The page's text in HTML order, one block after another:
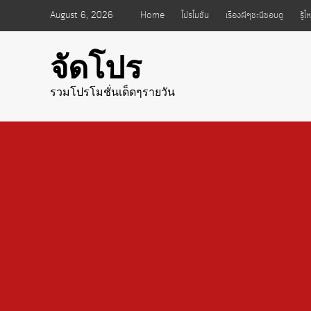
August 6, 2026 Home โปรโมชั่น เรื่องผีๆชะนีชอบดู รู้ไ
จัดโปร
รวมโปรโมชั่นเด็ดๆรายวัน